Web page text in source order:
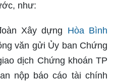
như:
Xây dựng Hòa Bình
văn gửi Ủy ban Chứng
dịch Chứng khoán TP
nộp báo cáo tài chính